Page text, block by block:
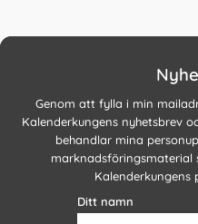
Genom att fylla i min
Kalenderkungens nyhetsbrev
behandlar mina
marknadsföringsmaterial
Kalenderkungens
Ditt namn